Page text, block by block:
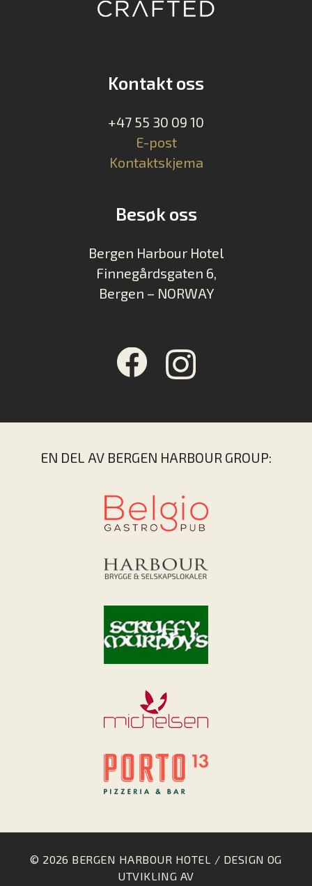
Kontakt oss
+47 55 30 09 10
E-post
Kontaktskjema
Besøk oss
Bergen Harbour Hotel
Finnegårdsgaten 6,
Bergen – NORWAY
EN DEL AV BERGEN HARBOUR GROUP:
© 2026 BERGEN HARBOUR HOTEL / DESIGN OG
UTVIKLING AV